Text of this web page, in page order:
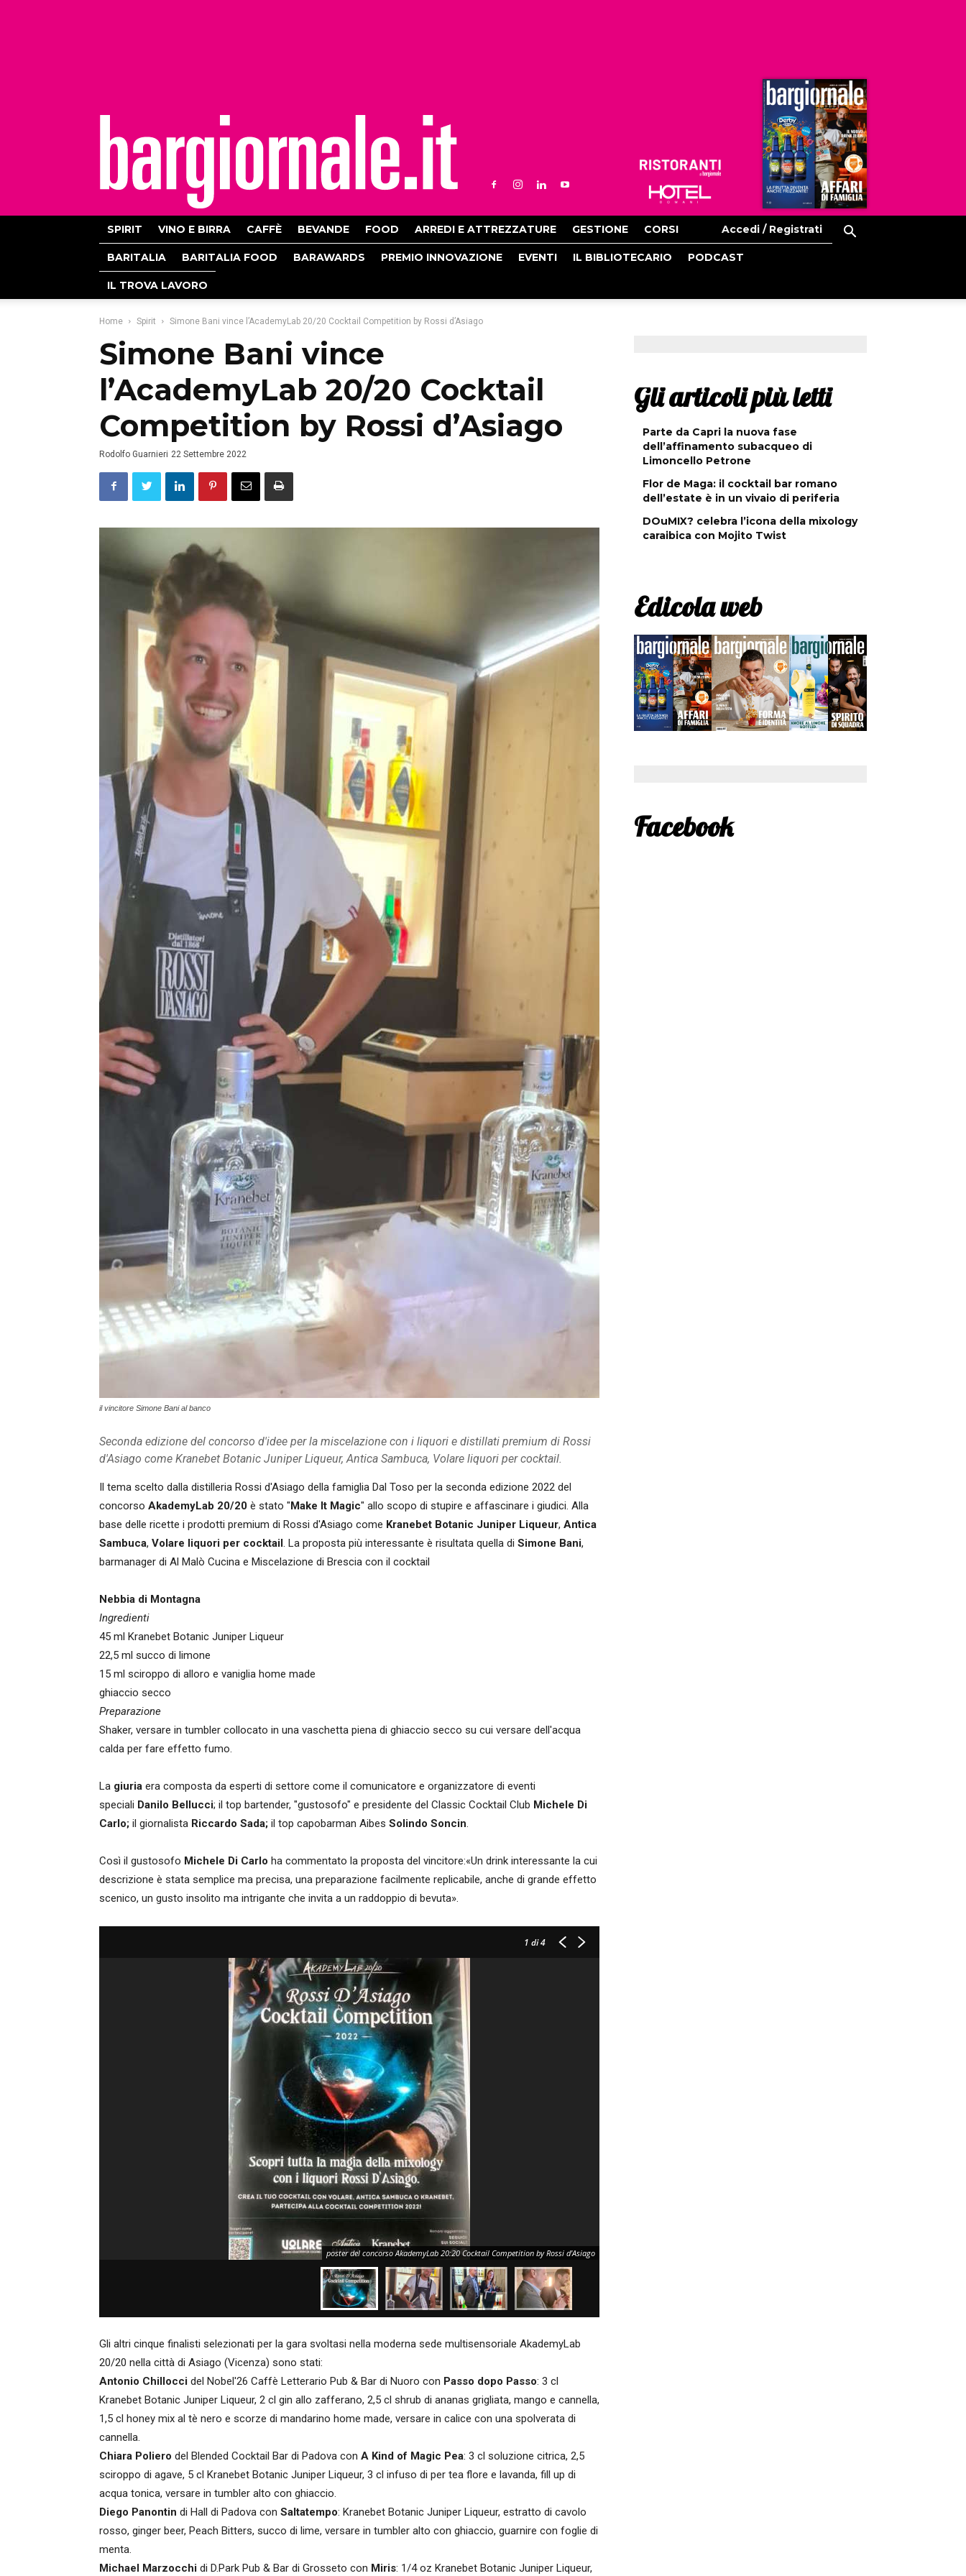
Ristoranti
Hoteldomani
SPIRIT VINO E BIRRA CAFFÈ BEVANDE FOOD ARREDI E ATTREZZATURE GESTIONE CORSI Accedi / Registrati
BARITALIA BARITALIA FOOD BARAWARDS PREMIO INNOVAZIONE EVENTI IL BIBLIOTECARIO PODCAST
IL TROVA LAVORO
Home Spirit Simone Bani vince l’AcademyLab 20/20 Cocktail Competition by Rossi d’Asiago
Simone Bani vince
l’AcademyLab 20/20 Cocktail
Competition by Rossi d’Asiago
Rodolfo Guarnieri 22 Settembre 2022
il vincitore Simone Bani al banco
Seconda edizione del concorso d'idee per la miscelazione con i liquori e distillati premium di Rossi
d'Asiago come Kranebet Botanic Juniper Liqueur, Antica Sambuca, Volare liquori per cocktail.
Il tema scelto dalla distilleria Rossi d'Asiago della famiglia Dal Toso per la seconda edizione 2022 del
concorso AkademyLab 20/20 è stato "Make It Magic" allo scopo di stupire e affascinare i giudici. Alla
base delle ricette i prodotti premium di Rossi d'Asiago come Kranebet Botanic Juniper Liqueur, Antica
Sambuca, Volare liquori per cocktail. La proposta più interessante è risultata quella di Simone Bani,
barmanager di Al Malò Cucina e Miscelazione di Brescia con il cocktail
Nebbia di Montagna
Ingredienti
45 ml Kranebet Botanic Juniper Liqueur
22,5 ml succo di limone
15 ml sciroppo di alloro e vaniglia home made
ghiaccio secco
Preparazione
Shaker, versare in tumbler collocato in una vaschetta piena di ghiaccio secco su cui versare dell'acqua
calda per fare effetto fumo.
La giuria era composta da esperti di settore come il comunicatore e organizzatore di eventi
speciali Danilo Bellucci; il top bartender, "gustosofo" e presidente del Classic Cocktail Club Michele Di
Carlo; il giornalista Riccardo Sada; il top capobarman Aibes Solindo Soncin.
Così il gustosofo Michele Di Carlo ha commentato la proposta del vincitore:«Un drink interessante la cui
descrizione è stata semplice ma precisa, una preparazione facilmente replicabile, anche di grande effetto
scenico, un gusto insolito ma intrigante che invita a un raddoppio di bevuta».
1 di 4
poster del concorso AkademyLab 20:20 Cocktail Competition by Rossi d'Asiago
Gli altri cinque finalisti selezionati per la gara svoltasi nella moderna sede multisensoriale AkademyLab
20/20 nella città di Asiago (Vicenza) sono stati:
Antonio Chillocci del Nobel'26 Caffè Letterario Pub & Bar di Nuoro con Passo dopo Passo: 3 cl
Kranebet Botanic Juniper Liqueur, 2 cl gin allo zafferano, 2,5 cl shrub di ananas grigliata, mango e cannella,
1,5 cl honey mix al tè nero e scorze di mandarino home made, versare in calice con una spolverata di
cannella.
Chiara Poliero del Blended Cocktail Bar di Padova con A Kind of Magic Pea: 3 cl soluzione citrica, 2,5
sciroppo di agave, 5 cl Kranebet Botanic Juniper Liqueur, 3 cl infuso di per tea flore e lavanda, fill up di
acqua tonica, versare in tumbler alto con ghiaccio.
Diego Panontin di Hall di Padova con Saltatempo: Kranebet Botanic Juniper Liqueur, estratto di cavolo
rosso, ginger beer, Peach Bitters, succo di lime, versare in tumbler alto con ghiaccio, guarnire con foglie di
menta.
Michael Marzocchi di D.Park Pub & Bar di Grosseto con Miris: 1/4 oz Kranebet Botanic Juniper Liqueur,
Gli articoli più letti
Parte da Capri la nuova fase
dell’affinamento subacqueo di
Limoncello Petrone
Flor de Maga: il cocktail bar romano
dell’estate è in un vivaio di periferia
DOuMIX? celebra l’icona della mixology
caraibica con Mojito Twist
Edicola web
Facebook